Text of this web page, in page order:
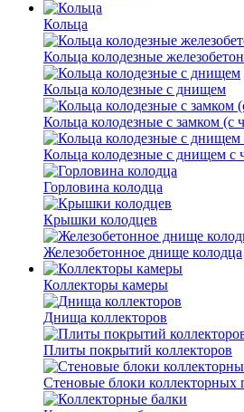
Кольца
Кольца колодезные
Кольца колодезные с днищем
Кольца колодезные с замком (с
Кольца колодезные с днищем с
Горловина колодца
Крышки колодцев
Железобетонное днище колодца
Коллекторы камеры
Днища коллекторов
Плиты покрытий коллекторов
Стеновые блоки коллекторных